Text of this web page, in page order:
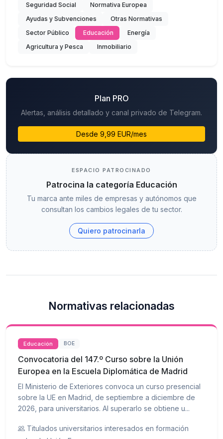
Seguridad Social
Normativa Europea
Ayudas y Subvenciones
Otras Normativas
Sector Público
Educación
Energía
Agricultura y Pesca
Inmobiliario
Plan PRO
Alertas, análisis detallado y canal privado de Telegram.
Desde 9,99 EUR/mes
ESPACIO PATROCINADO
Patrocina la categoría Educación
Tu marca ante miles de empresas y autónomos que
consultan los cambios legales de tu sector.
Quiero patrocinarla
Normativas relacionadas
Educación BOE
Convocatoria del 147.º Curso sobre la Unión
Europea en la Escuela Diplomática de Madrid
El Ministerio de Exteriores convoca un curso presencial
sobre la UE en Madrid, de septiembre a diciembre de
2026, para universitarios. Al superarlo se obtiene u...
Titulados universitarios interesados en formación